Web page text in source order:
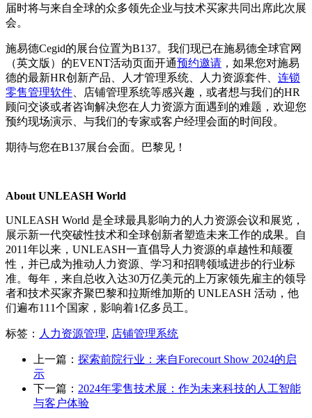
届时将与来自全球的众多领先企业与技术买家共同出席此次展
会。
施易德Cegid的展台位置为B137。我们现已在施易德全球官网
（英文版）的EVENT活动页面开通预约邀请 ，如果您对施易
德的最新HR创新产品、人才管理系统、人力资源套件、 连锁
零售管理软件 、店铺管理系统等感兴趣，或者想与我们的HR
顾问交谈或者咨询解决您在人力资源方面遇到的难题，欢迎您
预约现场演示、与我们的专家或客户经理会面的时间段。
期待与您在B137展台会面。巴黎见！
About UNLEASH World
UNLEASH World 是全球最具影响力的人力资源会议和展览，
展示新一代突破性技术和全球创新者塑造未来工作的成果。自
2011年以来，UNLEASH一直倡导人力资源的卓越性和颠覆
性，并已成为推动人力资源、学习和招聘领域进步的行业标
准。每年，来自总收入达30万亿美元的上万家领先雇主的领导
者和技术买家齐聚巴黎和拉斯维加斯的 UNLEASH 活动，他
们遍布111个国家，影响着1亿多员工。
标签： 人力资源管理, 店铺管理系统
上一篇： 探索前院行业：来自Forecourt Show 2024的启
示
下一篇： 2024年零售技术展：作为未来科技的人工智能
与客户体验